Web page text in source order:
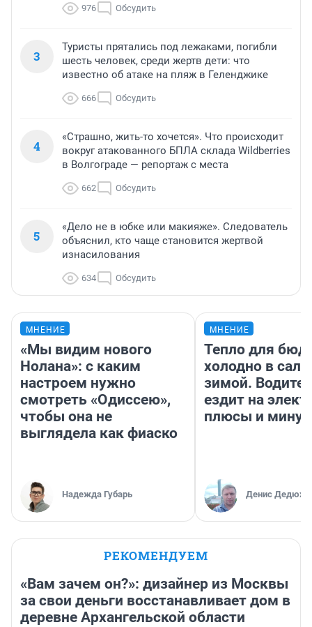
976 Обсудить
3
Туристы прятались под лежаками, погибли
шесть человек, среди жертв дети: что
известно об атаке на пляж в Геленджике
666 Обсудить
4
«Страшно, жить-то хочется». Что происходит
вокруг атакованного БПЛА склада Wildberries
в Волгограде — репортаж с места
662 Обсудить
5
«Дело не в юбке или макияже». Следователь
объяснил, кто чаще становится жертвой
изнасилования
634 Обсудить
МНЕНИЕ
«Мы видим нового
Нолана»: с каким
настроем нужно
смотреть «Одиссею»,
чтобы она не
выглядела как фиаско
Надежда Губарь
МНЕНИЕ
Тепло для
холодно в
зимой.
ездит на
плюсы и
Денис
РЕКОМЕНДУЕМ
«Вам зачем он?»: дизайнер из Москвы
за свои деньги восстанавливает дом в
деревне Архангельской области